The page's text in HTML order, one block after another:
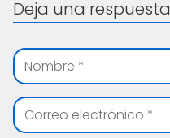
Deja una respuesta